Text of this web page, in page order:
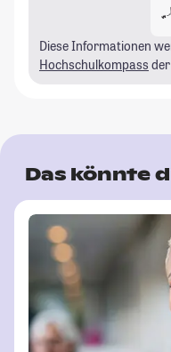
Diese Informationen
Hochschulkompass
Das könnte